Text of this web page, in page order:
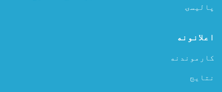
پالیسۍ
اعلانونه
کارموندنه
نتایج